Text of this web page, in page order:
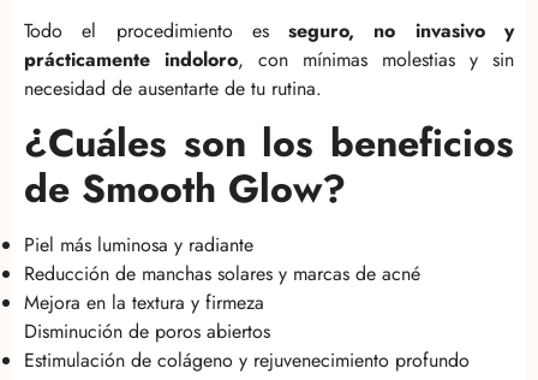
Todo el procedimiento esseguro, no invasivo y
prácticamente indoloro, con mínimas molestias y sin
necesidad de ausentarte de tu rutina.
¿Cuáles son los beneficios
de Smooth Glow?
Piel más luminosa y radiante
Reducción de manchas solares y marcas de acné
Mejora en la textura y firmeza
Disminución de poros abiertos
Estimulación de colágeno y rejuvenecimiento profundo